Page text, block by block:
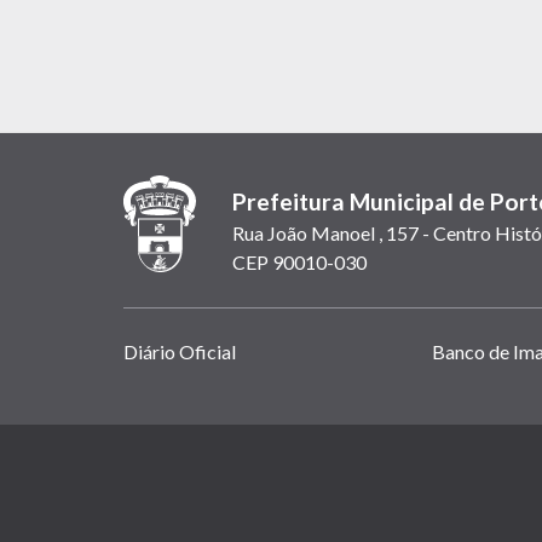
Prefeitura Municipal de
Rua João Manoel , 157 - Centro
CEP 90010-030
Links
Diário Oficial Banco de